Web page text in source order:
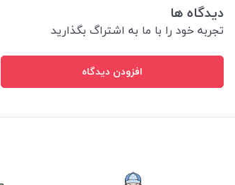
دیدگاه ها
تجربه خود را با ما به اشتراگ بگذارید
افزودن دیدگاه